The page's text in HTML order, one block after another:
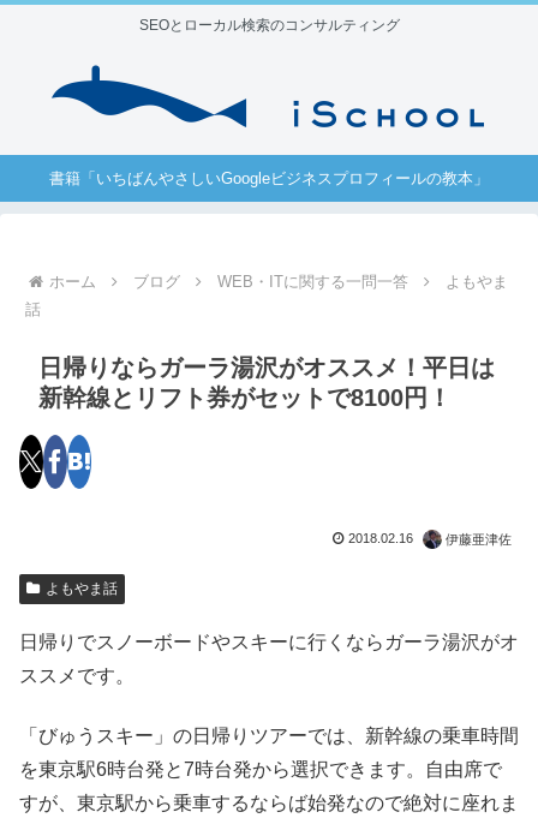
SEOとローカル検索のコンサルティング
書籍「いちばんやさしいGoogleビジネスプロフィールの教本」
ホーム ブログ WEB・ITに関する一問一答
よもやま
話
日帰りならガーラ湯沢がオススメ！平日は
新幹線とリフト券がセットで8100円！
2018.02.16 伊藤亜津佐
よもやま話
日帰りでスノーボードやスキーに行くならガーラ湯沢がオ
ススメです。
「びゅうスキー」の日帰りツアーでは、新幹線の乗車時間
を東京駅6時台発と7時台発から選択できます。自由席で
すが、東京駅から乗車するならば始発なので絶対に座れま